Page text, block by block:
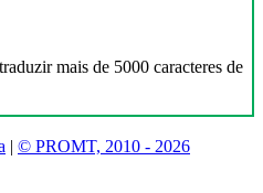
mais de 5000 caracteres de
| © PROMT, 2010 - 2026